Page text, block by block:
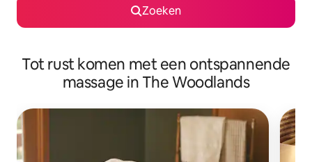
Zoeken
Tot rust komen met een ontspannende
massage in The Woodlands